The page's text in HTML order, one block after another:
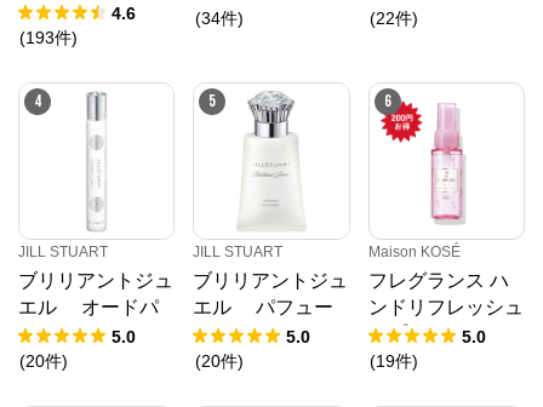
ット 11
4.6
(193件)
ディション
(34件)
ュームド ハンド
(22件)
4
JILL STUART
ブリリアントジュ
エル オードパ
ルファン ロー
ラーボール
5.0
(20件)
5
JILL STUART
ブリリアントジュ
エル パフュー
ムド ハンドクリ
ーム
5.0
(20件)
6
Maison KOSÉ
フレグランス ハ
ンドリフレッシュ
スプレー
5.0
(19件)